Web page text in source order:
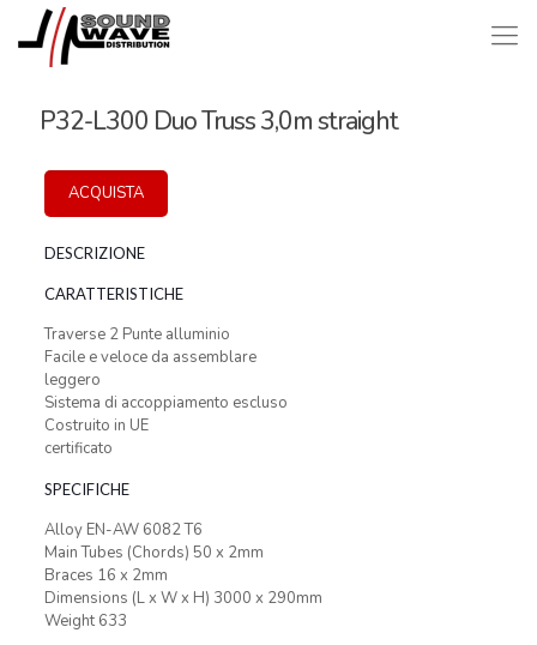
P32-L300 Duo Truss 3,0m straight
ACQUISTA
DESCRIZIONE
CARATTERISTICHE
Traverse 2 Punte alluminio
Facile e veloce da assemblare
leggero
Sistema di accoppiamento escluso
Costruito in UE
certificato
SPECIFICHE
Alloy EN-AW 6082 T6
Main Tubes (Chords) 50 x 2mm
Braces 16 x 2mm
Dimensions (L x W x H) 3000 x 290mm
Weight 633